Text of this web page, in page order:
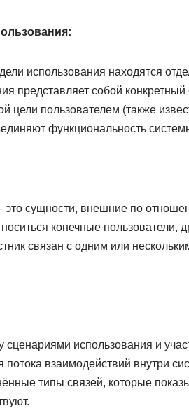
использования находятся
представляет собой
цели пользователем (также
функциональность
это сущности, внешние по
конечные пользователи,
связан с одним или
сценариями использования и
потока взаимодействий внутри
типы связей, которые